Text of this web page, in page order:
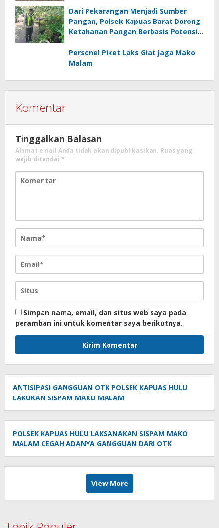
Dari Pekarangan Menjadi Sumber
Pangan, Polsek Kapuas Barat Dorong
Ketahanan Pangan Berbasis Potensi
Personel Piket Laks Giat Jaga Mako
Malam
Komentar
Tinggalkan Balasan
Alamat email Anda tidak akan dipublikasikan. Ruas yang
wajib ditandai *
Simpan nama, email, dan situs web saya pada
peramban ini untuk komentar saya berikutnya.
ANTISIPASI GANGGUAN OTK POLSEK KAPUAS HULU
LAKUKAN SISPAM MAKO MALAM
POLSEK KAPUAS HULU LAKSANAKAN SISPAM MAKO
MALAM CEGAH ADANYA GANGGUAN DARI OTK
View More